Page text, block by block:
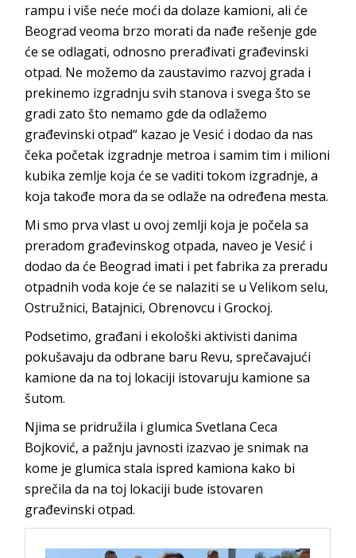
rampu i više neće moći da dolaze kamioni, ali će
Beograd veoma brzo morati da nađe rešenje gde
će se odlagati, odnosno prerađivati građevinski
otpad. Ne možemo da zaustavimo razvoj grada i
prekinemo izgradnju svih stanova i svega što se
gradi zato što nemamo gde da odlažemo
građevinski otpad“ kazao je Vesić i dodao da nas
čeka početak izgradnje metroa i samim tim i milioni
kubika zemlje koja će se vaditi tokom izgradnje, a
koja takođe mora da se odlaže na određena mesta.
Mi smo prva vlast u ovoj zemlji koja je počela sa
preradom građevinskog otpada, naveo je Vesić i
dodao da će Beograd imati i pet fabrika za preradu
otpadnih voda koje će se nalaziti se u Velikom selu,
Ostružnici, Batajnici, Obrenovcu i Grockoj.
Podsetimo, građani i ekološki aktivisti danima
pokušavaju da odbrane baru Revu, sprečavajući
kamione da na toj lokaciji istovaruju kamione sa
šutom.
Njima se pridružila i glumica Svetlana Ceca
Bojković, a pažnju javnosti izazvao je snimak na
kome je glumica stala ispred kamiona kako bi
sprečila da na toj lokaciji bude istovaren
građevinski otpad.